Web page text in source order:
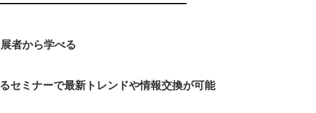
者から学べる
セミナーで最新トレンドや情報交換が可能